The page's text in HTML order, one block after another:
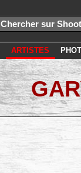
ARTISTES